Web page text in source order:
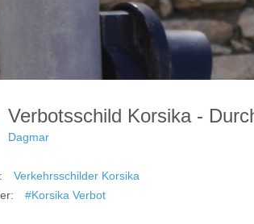
Verbotsschild Korsika -
Dagmar
Verkehrsschilder Korsika
#Korsika Verbot